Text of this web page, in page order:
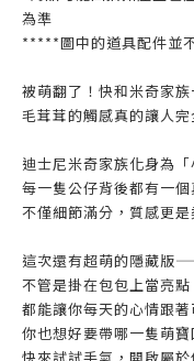
為準
*****圖中的道具配件並
被萌翻了！快和米奇家
毛茸茸的觸感真的讓人完
迪士尼米奇家族化身為
每一隻公仔背後都有一
不僅細節滿分，質感更
這次還有超萌的隱藏版
不管是掛在包包上當亮
都能讓你每天的心情跟
你也想好要帶哪一隻萌寶